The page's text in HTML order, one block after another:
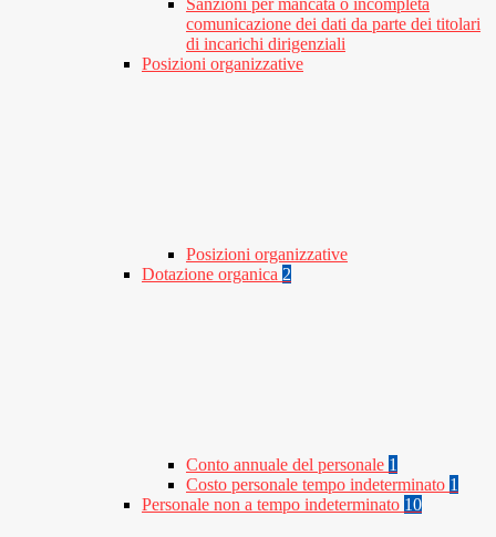
comunicazione dei dati da parte dei titolari
di incarichi dirigenziali
Posizioni organizzative
Posizioni organizzative
Dotazione organica 2
Conto annuale del personale 1
Costo personale tempo indeterminato 1
Personale non a tempo indeterminato 10